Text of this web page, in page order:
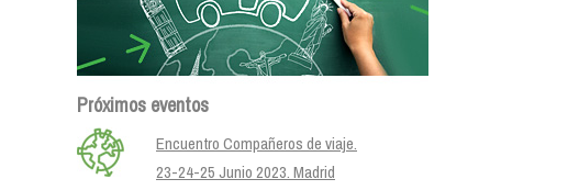
Próximos eventos
Encuentro Compañeros de viaje.
23-24-25 Junio 2023. Madrid